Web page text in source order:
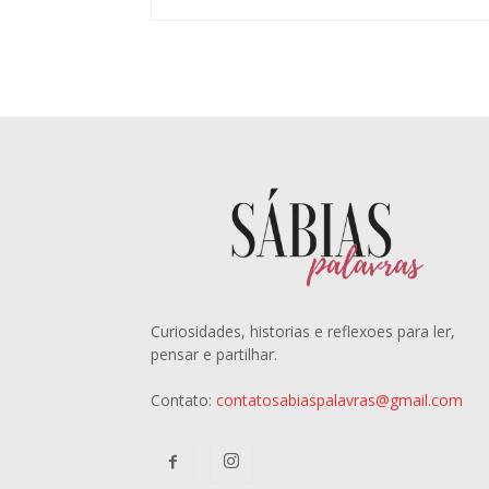
Curiosidades, historias e reflexoes para ler,
pensar e partilhar.
Contato: contatosabiaspalavras@gmail.com